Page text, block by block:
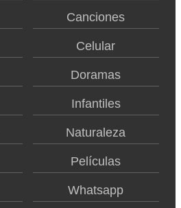
Canciones
Celular
Doramas
Infantiles
Naturaleza
Películas
Whatsapp